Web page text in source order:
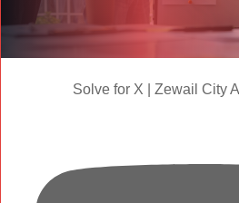
Solve for X | Zewail City